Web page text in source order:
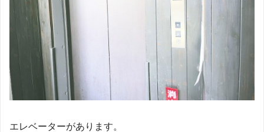
エレベーターがあります。